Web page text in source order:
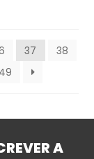
37
38
49
A